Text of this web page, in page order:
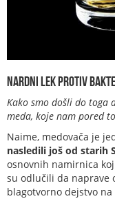
Nardni lek protiv
Kako smo došli do toga
meda, koje nam pored
Naime, medovača je
nasledili još od starih
osnovnih namirnica
su odlučili da naprave
blagotvorno dejstvo